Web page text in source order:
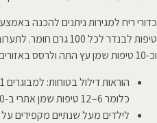
טיפות לבנדר לכל 100
וכ-10 טיפות שמן עץ התה ולרסס באזורים בעיתיים פעם בשבוע.
כלומר 6–12 טיפות שמן אתרי ב-30 מ"ל שמן נשא.
לילדים מעל שנתיים מקפידים על 0.5–1% ריכוז בלבד.